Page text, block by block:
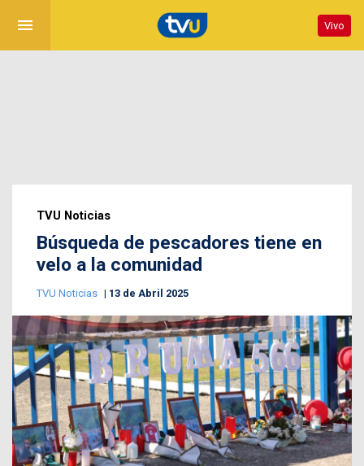
menu Vivo
TVU Noticias
Búsqueda de pescadores tiene en
velo a la comunidad
TVU Noticias 13 de Abril 2025